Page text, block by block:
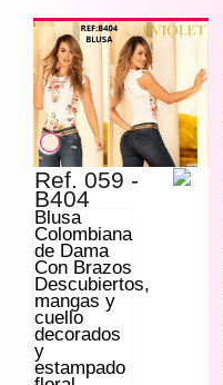
Ref. 059 -
B404
Blusa
Colombiana
de Dama
Con Brazos
Descubiertos,
mangas y
cuello
decorados
y
estampado